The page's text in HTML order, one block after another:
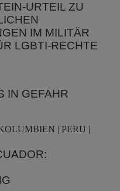
URTEIL ZU
IM MILITÄR
LGBTI-RECHTE
IN GEFAHR
| PERU |